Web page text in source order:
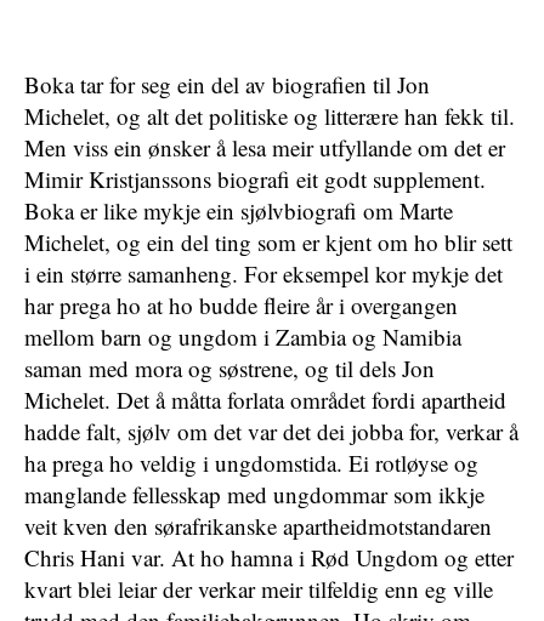
Boka tar for seg ein del av biografien til Jon
Michelet, og alt det politiske og litterære han fekk til.
Men viss ein ønsker å lesa meir utfyllande om det er
Mimir Kristjanssons biografi eit godt supplement.
Boka er like mykje ein sjølvbiografi om Marte
Michelet, og ein del ting som er kjent om ho blir sett
i ein større samanheng. For eksempel kor mykje det
har prega ho at ho budde fleire år i overgangen
mellom barn og ungdom i Zambia og Namibia
saman med mora og søstrene, og til dels Jon
Michelet. Det å måtta forlata området fordi apartheid
hadde falt, sjølv om det var det dei jobba for, verkar å
ha prega ho veldig i ungdomstida. Ei rotløyse og
manglande fellesskap med ungdommar som ikkje
veit kven den sørafrikanske apartheidmotstandaren
Chris Hani var. At ho hamna i Rød Ungdom og etter
kvart blei leiar der verkar meir tilfeldig enn eg ville